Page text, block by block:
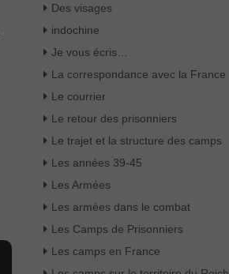
Des visages
indochine
Je vous écris…
La correspondance avec la France
Le courrier
Le retour des prisonniers
Le trajet et la structure des camps
Les années 39-45
Les Armées
Les armées dans le combat
Les Camps de Prisonniers
Les camps en France